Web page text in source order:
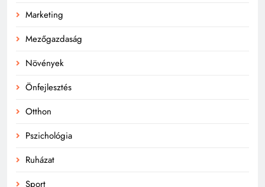
Marketing
Mezőgazdaság
Növények
Önfejlesztés
Otthon
Pszichológia
Ruházat
Sport